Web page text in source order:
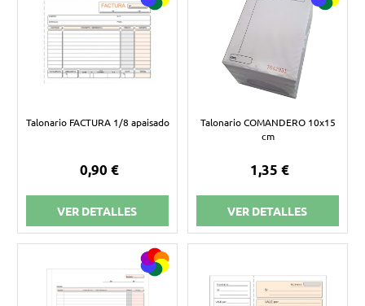
Talonario FACTURA 1/8 apaisado
0,90 €
VER DETALLES
Talonario COMANDERO 10x15
cm
1,35 €
VER DETALLES